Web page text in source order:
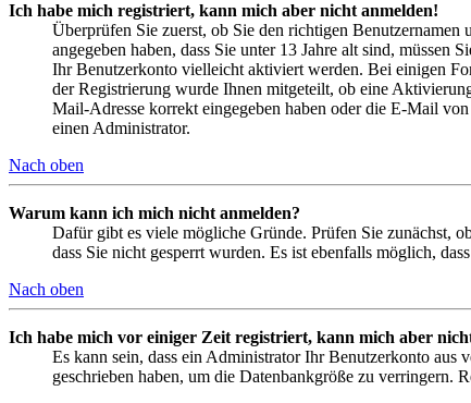
Ich habe mich registriert, kann mich aber nicht anmelden!
Überprüfen Sie zuerst, ob Sie den richtigen
angegeben haben, dass Sie unter 13 Jahre alt sind,
Ihr Benutzerkonto vielleicht aktiviert werden. Bei einigen
der Registrierung wurde Ihnen mitgeteilt, ob eine
Mail-Adresse korrekt eingegeben haben oder die E-Mail
einen Administrator.
Nach oben
Warum kann ich mich nicht anmelden?
Dafür gibt es viele mögliche Gründe. Prüfen Sie zunächst,
dass Sie nicht gesperrt wurden. Es ist ebenfalls möglich,
Nach oben
Ich habe mich vor einiger Zeit registriert, kann mich aber
Es kann sein, dass ein Administrator Ihr Benutzerkonto aus
geschrieben haben, um die Datenbankgröße zu verringern.